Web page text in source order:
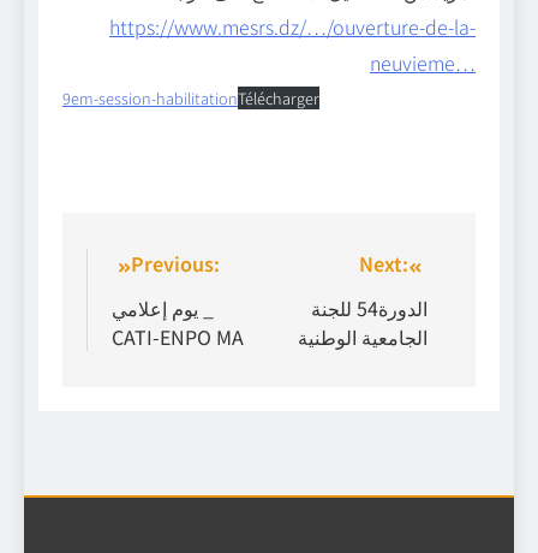
https://www.mesrs.dz/…/ouverture-de-la-
neuvieme…
9em-session-habilitationTélécharger
Previous:
يوم إعلامي _
CATI-ENPO MA
Next:
الدورة54 للجنة
الجامعية الوطنية